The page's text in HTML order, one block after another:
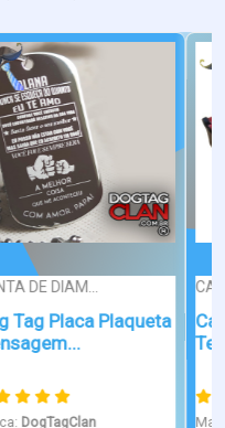
ATTRACTIVE
Dog Tag Estados
Unidos
Marca:DogTagClan